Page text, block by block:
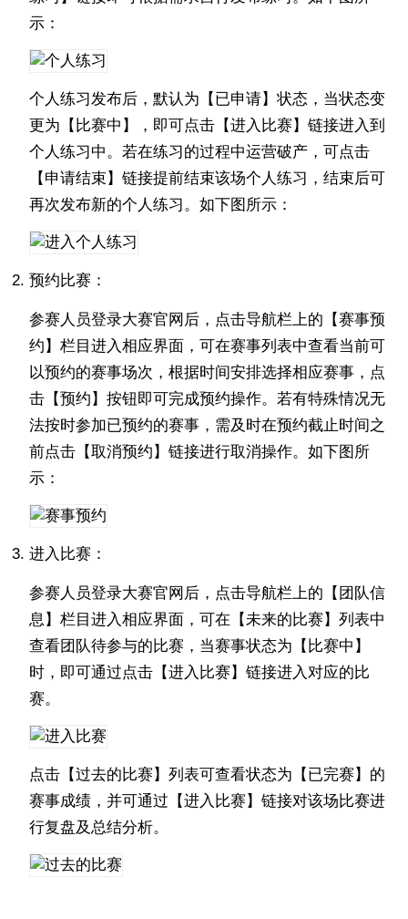
示：
个人练习发布后，默认为【已申请】状态，当状态变
更为【比赛中】，即可点击【进入比赛】链接进入到
个人练习中。若在练习的过程中运营破产，可点击
【申请结束】链接提前结束该场个人练习，结束后可
再次发布新的个人练习。如下图所示：
预约比赛：
参赛人员登录大赛官网后，点击导航栏上的【赛事预
约】栏目进入相应界面，可在赛事列表中查看当前可
以预约的赛事场次，根据时间安排选择相应赛事，点
击【预约】按钮即可完成预约操作。若有特殊情况无
法按时参加已预约的赛事，需及时在预约截止时间之
前点击【取消预约】链接进行取消操作。如下图所
示：
进入比赛：
参赛人员登录大赛官网后，点击导航栏上的【团队信
息】栏目进入相应界面，可在【未来的比赛】列表中
查看团队待参与的比赛，当赛事状态为【比赛中】
时，即可通过点击【进入比赛】链接进入对应的比
赛。
点击【过去的比赛】列表可查看状态为【已完赛】的
赛事成绩，并可通过【进入比赛】链接对该场比赛进
行复盘及总结分析。